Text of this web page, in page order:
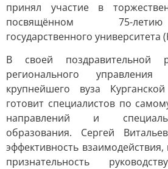
принял участие в
посвящённом 75-
государственного университета
В своей поздравительной
регионального
крупнейшего вуза
готовит специалистов по
направлений и
образования. Сергей
эффективность
признательность